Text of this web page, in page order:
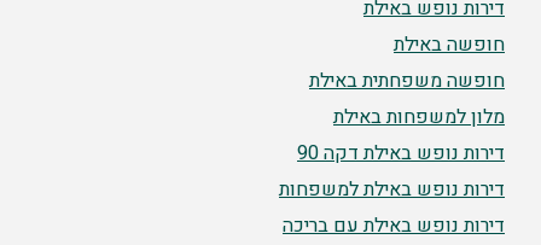
דירות נופש באילת
חופשה באילת
חופשה משפחתית באילת
מלון למשפחות באילת
דירות נופש באילת דקה 90
דירות נופש באילת למשפחות
דירות נופש באילת עם בריכה